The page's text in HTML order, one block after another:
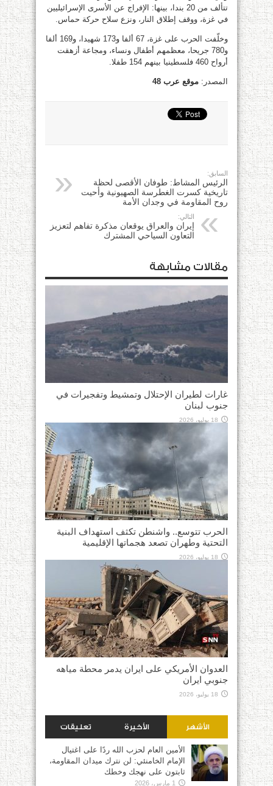
تتألف من 20 بندا، بينها: الإفراج عن الأسرى الإسرائيليين
في غزة، ووقف إطلاق النار، ونزع سلاح حركة حماس.
وخلّفت الحرب على غزة، 67 ألفا و173 شهيدا، و169 ألفا
و780 جريحا، معظمهم أطفال ونساء، ومجاعة أزهقت
أرواح 460 فلسطينيا بينهم 154 طفلا.
المصدر: موقع عرب 48
السابق:
الرئيس المشاط: طوفان الأقصى لحظة
تاريخية كسرت الغطرسة الصهيونية وأحيت
روح المقاومة في وجدان الأمة
التالي:
إيران والعراق يوقعان مذكرة تفاهم لتعزيز
التعاون السياحي المشترك
مقالات مشابهة
غارات لطيران الإحتلال وتمشيط وتفجيرات في
جنوب لبنان
18 يوليو، 2026
الحرب تتوسع.. واشنطن تكثف استهداف البنية
التحتية وطهران تصعد هجماتها الإقليمية
18 يوليو، 2026
العدوان الأمريكي على ايران يدمر محطة مياهه
جنوبي ايران
18 يوليو، 2026
الأشهر الأخيرة تعليقات
الأمين العام لحزب الله ردًا على اغتيال
الإمام الخامنئي: لن نترك ميدان المقاومة،
ثابتون على نهجك وخطك
1 مارس، 2026